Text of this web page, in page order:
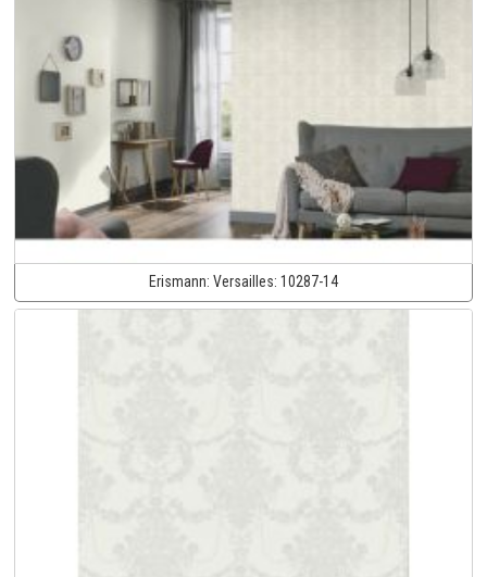
Erismann: Versailles: 10287-14